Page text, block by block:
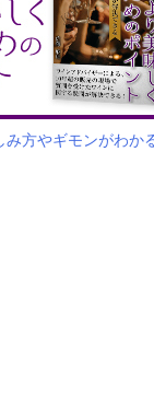
み方やギモンがわか